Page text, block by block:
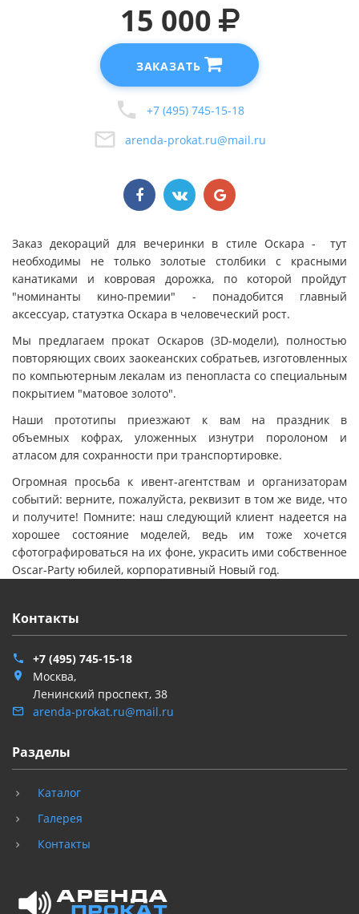
15 000
ЗАКАЗАТЬ
+7 (495) 745-15-18
arenda-prokat.ru@mail.ru
Заказ декораций для вечеринки в стиле Оскара - тут
необходимы не только золотые столбики с красными
канатиками и ковровая дорожка, по которой пройдут
"номинанты кино-премии" - понадобится главный
аксессуар, статуэтка Оскара в человеческий рост.
Мы предлагаем прокат Оскаров (3D-модели), полностью
повторяющих своих заокеанских собратьев, изготовленных
по компьютерным лекалам из пенопласта со специальным
покрытием "матовое золото".
Наши прототипы приезжают к вам на праздник в
объемных кофрах, уложенных изнутри поролоном и
атласом для сохранности при транспортировке.
Огромная просьба к ивент-агентствам и организаторам
событий: верните, пожалуйста, реквизит в том же виде, что
и получите! Помните: наш следующий клиент надеется на
хорошее состояние моделей, ведь им тоже хочется
сфотографироваться на их фоне, украсить ими собственное
Oscar-Party юбилей, корпоративный Новый год.
Контакты
+7 (495) 745-15-18
Москва,
Ленинский проспект, 38
arenda-prokat.ru@mail.ru
Разделы
Каталог
Галерея
Контакты